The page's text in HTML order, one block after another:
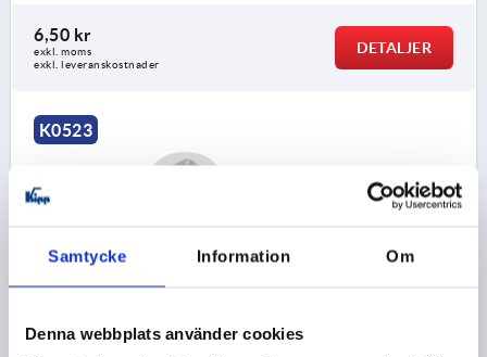
Samtycke Information Om
Denna webbplats använder cookies
6,50 kr
exkl. moms
exkl. leveranskostnader
DETALJER
K0523
18,5=4,5, STÅL FÖRZINKAT